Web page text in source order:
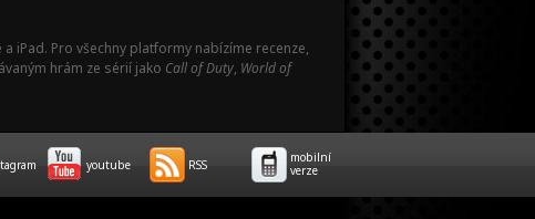
a iPad. Pro všechny platformy nabízíme recenze,
hrám ze sérií jako Call of Duty, World of
youtube RSS
mobilní
verze